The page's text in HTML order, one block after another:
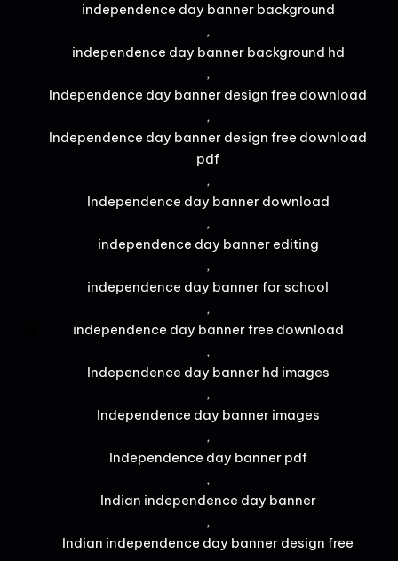
independence day banner background
,
independence day banner background hd
,
Independence day banner design free download
,
Independence day banner design free download
pdf
,
Independence day banner download
,
independence day banner editing
,
independence day banner for school
,
independence day banner free download
,
Independence day banner hd images
,
Independence day banner images
,
Independence day banner pdf
,
Indian independence day banner
,
Indian independence day banner design free